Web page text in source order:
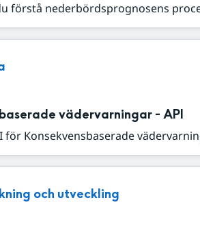
förstå nederbördsprognosens
vädervarningar - API
för Konsekvensbaserade
och utveckling